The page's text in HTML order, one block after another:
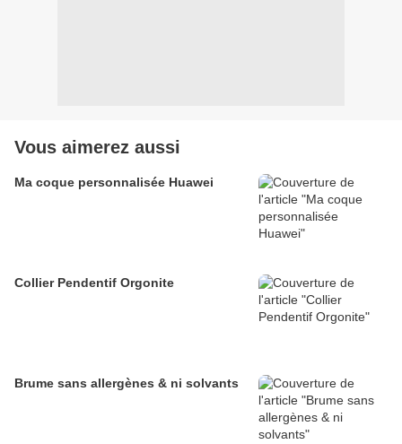
Vous aimerez aussi
Ma coque personnalisée Huawei
Collier Pendentif Orgonite
Brume sans allergènes & ni solvants